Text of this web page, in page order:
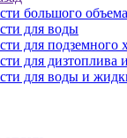
большого объема
для воды
для подземного
для дизтоплива
для воды и